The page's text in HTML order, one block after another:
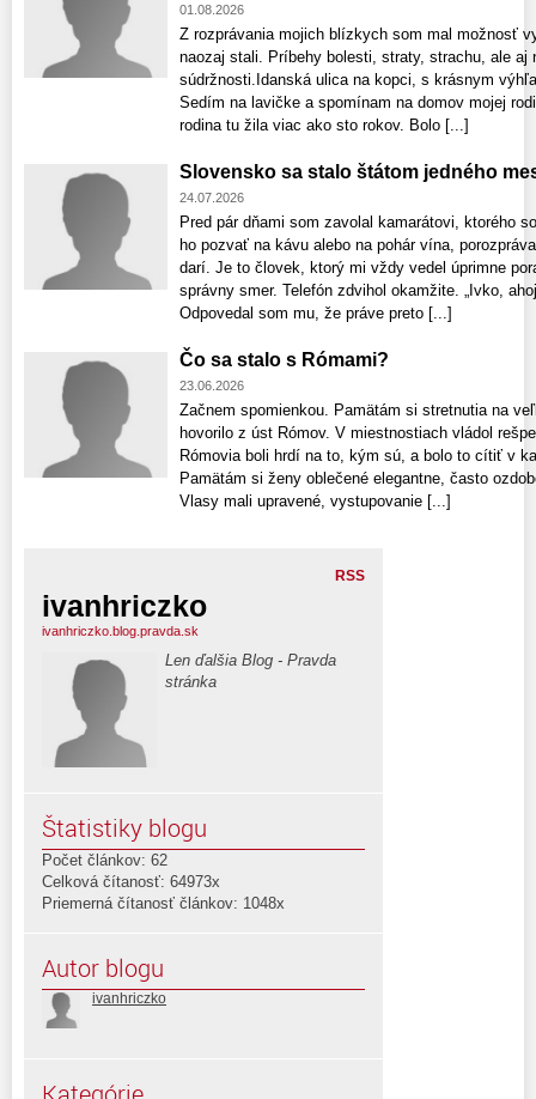
01.08.2026
Z rozprávania mojich blízkych som mal možnosť
naozaj stali. Príbehy bolesti, straty, strachu, ale aj
súdržnosti.Idanská ulica na kopci, s krásnym
Sedím na lavičke a spomínam na domov mojej
rodina tu žila viac ako sto rokov. Bolo [...]
Slovensko sa stalo štátom jedného
24.07.2026
Pred pár dňami som zavolal kamarátovi, ktorého
ho pozvať na kávu alebo na pohár vína,
darí. Je to človek, ktorý mi vždy vedel úprimne
správny smer. Telefón zdvihol okamžite. „Ivko,
Odpovedal som mu, že práve preto [...]
Čo sa stalo s Rómami?
23.06.2026
Začnem spomienkou. Pamätám si stretnutia na
hovorilo z úst Rómov. V miestnostiach vládol
Rómovia boli hrdí na to, kým sú, a bolo to cítiť v
Pamätám si ženy oblečené elegantne, často
Vlasy mali upravené, vystupovanie [...]
RSS
ivanhriczko
ivanhriczko.blog.pravda.sk
Len ďalšia Blog - Pravda
stránka
Štatistiky blogu
Počet článkov: 62
Celková čítanosť: 64973x
Priemerná čítanosť článkov: 1048x
Autor blogu
ivanhriczko